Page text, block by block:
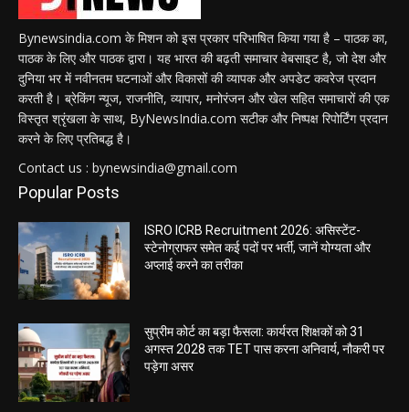
Bynewsindia.com के मिशन को इस प्रकार परिभाषित किया गया है – पाठक का,
पाठक के लिए और पाठक द्वारा। यह भारत की बढ़ती समाचार वेबसाइट है, जो देश और
दुनिया भर में नवीनतम घटनाओं और विकासों की व्यापक और अपडेट कवरेज प्रदान
करती है। ब्रेकिंग न्यूज, राजनीति, व्यापार, मनोरंजन और खेल सहित समाचारों की एक
विस्तृत श्रृंखला के साथ, ByNewsIndia.com सटीक और निष्पक्ष रिपोर्टिंग प्रदान
करने के लिए प्रतिबद्ध है।
Contact us : bynewsindia@gmail.com
Popular Posts
ISRO ICRB Recruitment 2026: असिस्टेंट-
स्टेनोग्राफर समेत कई पदों पर भर्ती, जानें योग्यता और
अप्लाई करने का तरीका
सुप्रीम कोर्ट का बड़ा फैसला: कार्यरत शिक्षकों को 31
अगस्त 2028 तक TET पास करना अनिवार्य, नौकरी पर
पड़ेगा असर